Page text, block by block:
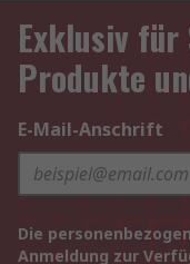
Exklusiv für
Produkte
E-Mail-Anschrift
Die
Anmeldung zur